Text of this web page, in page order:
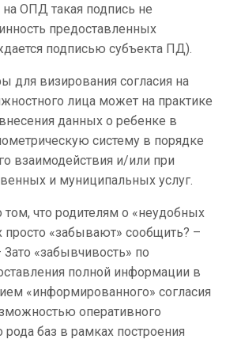
ОПД такая подпись не
предоставленных
подписью субъекта ПД).
для визирования согласия на
лица может на практике
данных о ребенке в
систему в порядке
взаимодействия и/или при
и муниципальных услуг.
том, что родителям о «неудобных
просто «забывают» сообщить? –
Зато «забывчивость» по
полной информации в
«информированного» согласия
оперативного
рода баз в рамках построения